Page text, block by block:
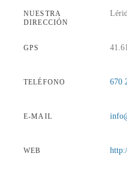
NUESTRA
DIRECCIÓN
GPS
TELÉFONO 670
E-MAIL
WEB